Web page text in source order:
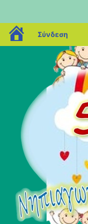
blogs.sch.gr
Σύνδεση